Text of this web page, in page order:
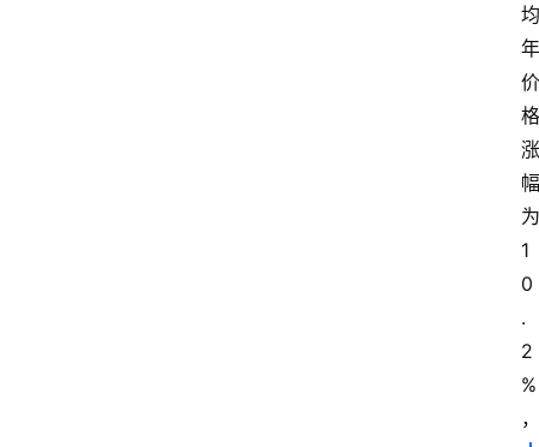
1
0
.
2
%